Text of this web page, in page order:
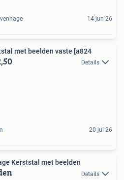
14 jun 26
met beelden vaste [a824
Details
20 jul 26
Kerststal met beelden
Details